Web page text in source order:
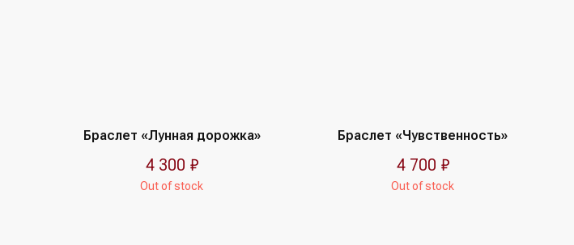
Браслет «Лунная дорожка»
4 300 ₽
Out of stock
Браслет «Чувственность»
4 700 ₽
Out of stock